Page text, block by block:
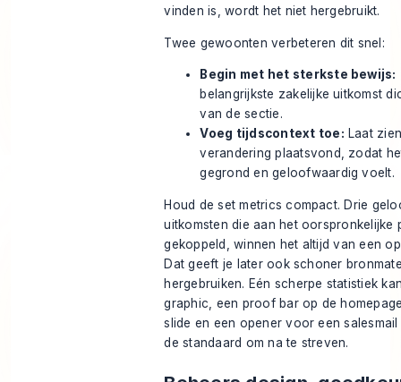
vinden is, wordt het niet hergebruikt.
Twee gewoonten verbeteren dit snel:
Begin met het sterkste bewijs:
belangrijkste zakelijke uitkomst
van de sectie.
Voeg tijdscontext toe: Laat
verandering plaatsvond, zodat
gegrond en geloofwaardig voelt.
Houd de set metrics compact. Drie
uitkomsten die aan het oorspronkelijke
gekoppeld, winnen het altijd van een
Dat geeft je later ook schoner
hergebruiken. Eén scherpe statistiek
graphic, een proof bar op de
slide en een opener voor een
de standaard om na te streven.